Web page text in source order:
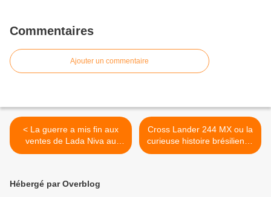
Commentaires
Ajouter un commentaire
< La guerre a mis fin aux
ventes de Lada Niva au
Royaume-Uni.
Cross Lander 244 MX ou la
curieuse histoire brésilienne
du 4x4 roumain. >
Hébergé par Overblog